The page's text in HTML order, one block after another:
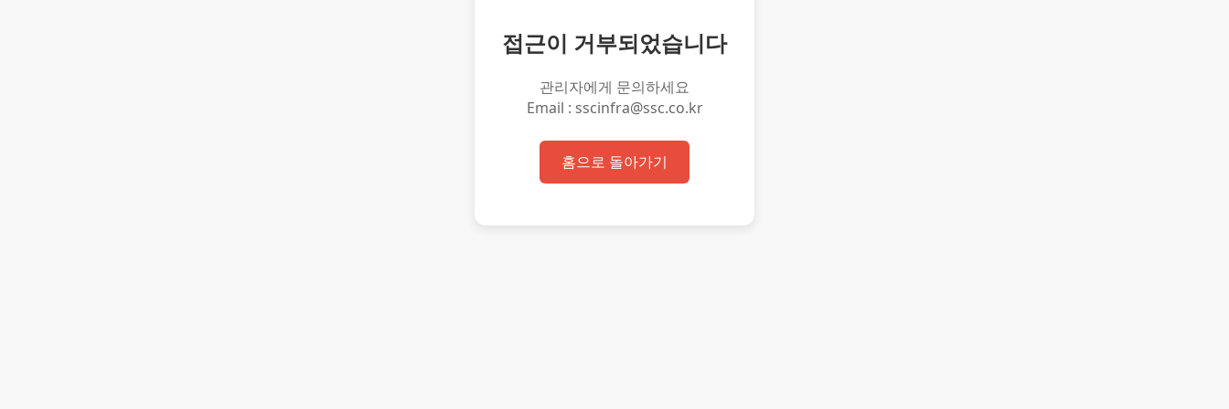
접근이 거부되었습니다
관리자에게 문의하세요
Email : sscinfra@ssc.co.kr
홈으로 돌아가기